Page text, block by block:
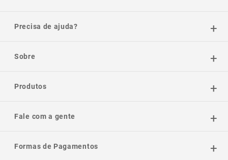
Precisa de ajuda?
Sobre
Produtos
Fale com a gente
Formas de Pagamentos